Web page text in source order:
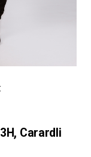
Carardli